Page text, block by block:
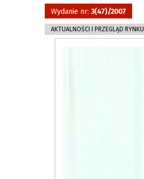
Wydanie nr: 3(47)/2007
AKTUALNOŚCI I PRZEGLĄD RYNKU